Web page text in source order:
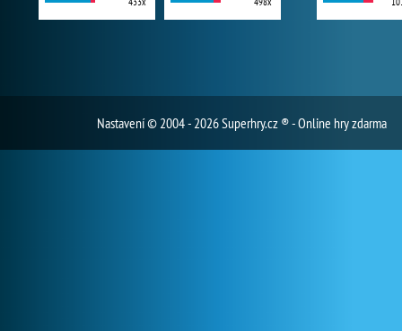
Nastavení© 2004 - 2026 Superhry.cz ® - Online hry zdarma